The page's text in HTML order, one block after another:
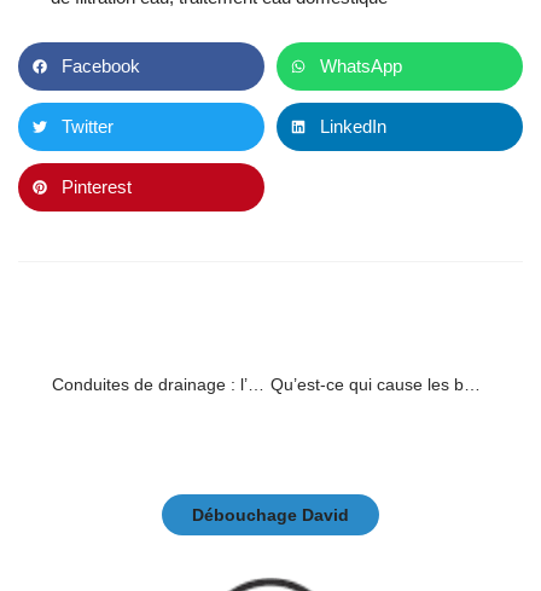
Facebook WhatsApp
Twitter LinkedIn
Pinterest
Qu’est-ce qui cause les bouchons des canalisations ?
Débouchage David